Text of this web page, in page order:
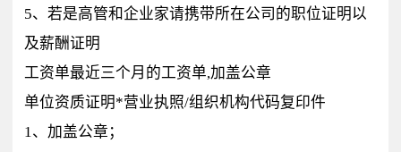
5、若是高管和企业家请携带所在公司的职位证明以
及薪酬证明
工资单最近三个月的工资单,加盖公章
单位资质证明*营业执照/组织机构代码复印件
1、加盖公章；